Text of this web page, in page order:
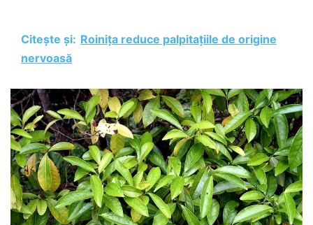
Citește și: Roinița reduce palpitațiile de origine
nervoasă